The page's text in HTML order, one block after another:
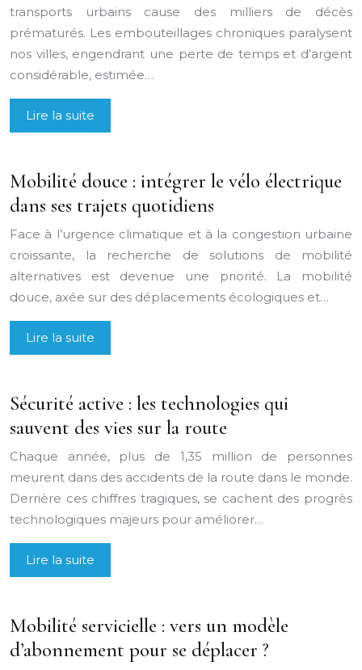
transports urbains cause des milliers de décès
prématurés. Les embouteillages chroniques paralysent
nos villes, engendrant une perte de temps et d’argent
considérable, estimée…
Lire la suite
Mobilité douce : intégrer le vélo électrique
dans ses trajets quotidiens
Face à l’urgence climatique et à la congestion urbaine
croissante, la recherche de solutions de mobilité
alternatives est devenue une priorité. La mobilité
douce, axée sur des déplacements écologiques et…
Lire la suite
Sécurité active : les technologies qui
sauvent des vies sur la route
Chaque année, plus de 1,35 million de personnes
meurent dans des accidents de la route dans le monde.
Derrière ces chiffres tragiques, se cachent des progrès
technologiques majeurs pour améliorer…
Lire la suite
Mobilité servicielle : vers un modèle
d’abonnement pour se déplacer ?